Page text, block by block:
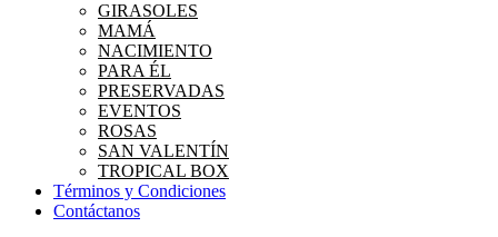
GIRASOLES
MAMÁ
NACIMIENTO
PARA ÉL
PRESERVADAS
EVENTOS
ROSAS
SAN VALENTÍN
TROPICAL BOX
Términos y Condiciones
Contáctanos